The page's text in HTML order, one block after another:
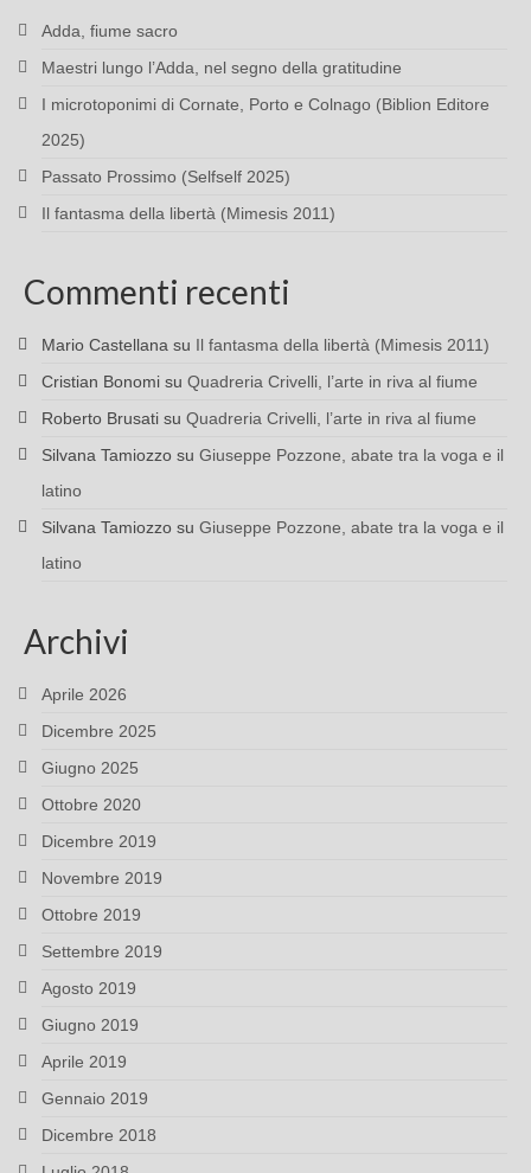
Adda, fiume sacro
Maestri lungo l’Adda, nel segno della gratitudine
I microtoponimi di Cornate, Porto e Colnago (Biblion Editore
2025)
Passato Prossimo (Selfself 2025)
Il fantasma della libertà (Mimesis 2011)
Commenti recenti
Mario Castellana su Il fantasma della libertà (Mimesis 2011)
Cristian Bonomi su Quadreria Crivelli, l’arte in riva al fiume
Roberto Brusati su Quadreria Crivelli, l’arte in riva al fiume
Silvana Tamiozzo su Giuseppe Pozzone, abate tra la voga e il
latino
Silvana Tamiozzo su Giuseppe Pozzone, abate tra la voga e il
latino
Archivi
Aprile 2026
Dicembre 2025
Giugno 2025
Ottobre 2020
Dicembre 2019
Novembre 2019
Ottobre 2019
Settembre 2019
Agosto 2019
Giugno 2019
Aprile 2019
Gennaio 2019
Dicembre 2018